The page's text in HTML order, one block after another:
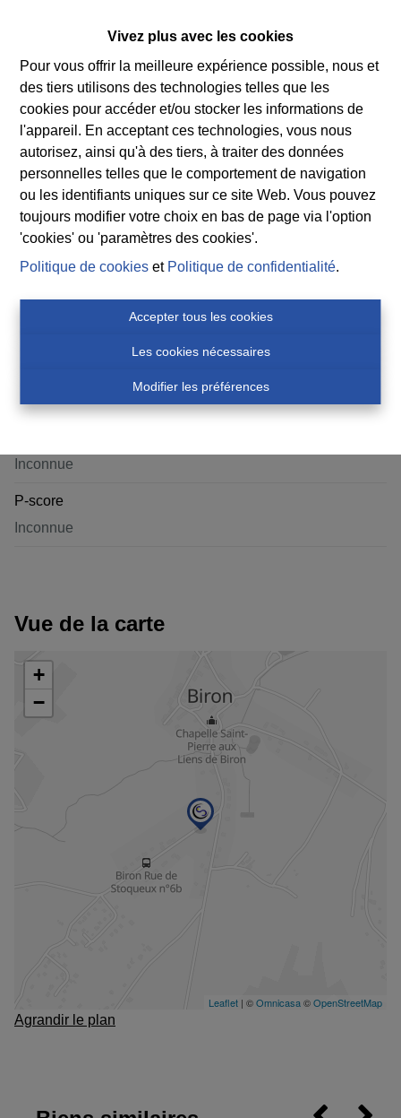
Vivez plus avec les cookies
Pour vous offrir la meilleure expérience possible, nous et
des tiers utilisons des technologies telles que les
cookies pour accéder et/ou stocker les informations de
l'appareil. En acceptant ces technologies, vous nous
autorisez, ainsi qu'à des tiers, à traiter des données
personnelles telles que le comportement de navigation
ou les identifiants uniques sur ce site Web. Vous pouvez
toujours modifier votre choix en bas de page via l'option
'cookies' ou 'paramètres des cookies'.
Politique de cookies et Politique de confidentialité.
Accepter tous les cookies
Les cookies nécessaires
Modifier les préférences
Permis de bâtir obtenu
Citation pour infraction urbanistique
Pas encore demandé(e)
Autorisation de lotissement
Pas encore demandé(e)
Affectation
Zone rurale résidentielle
Zone à risques d'inondation
Non
Inconnue
P-score
Inconnue
Vue de la carte
Agrandir le plan